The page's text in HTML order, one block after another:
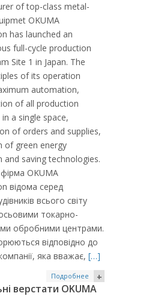
of top-class metal-
OKUMA
has launched an
full-cycle production
Site 1 in Japan. The
of its operation
automation,
of all production
a single space,
of orders and supplies,
of green energy
and saving technologies.
OKUMA
відома серед
всього світу
токарно-
обробними центрами.
відповідно до
яка вважає, […]
Подробнее +
верстати OKUMA